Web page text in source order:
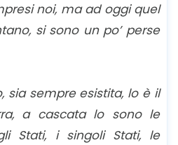
noi, ma ad oggi quel
si sono un po’ perse
sia sempre esistita, lo è il
a cascata lo sono le
Stati, i singoli Stati, le